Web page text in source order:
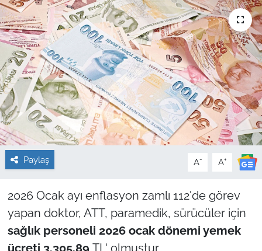
Paylaş A- A+
2026 Ocak ayı enflasyon zamlı 112'de görev
yapan doktor, ATT, paramedik, sürücüler için
sağlık personeli 2026 ocak dönemi yemek
ücreti 3.305,89 TL' olmuştur.
Sağlık
Güncel
Kamu Alımları